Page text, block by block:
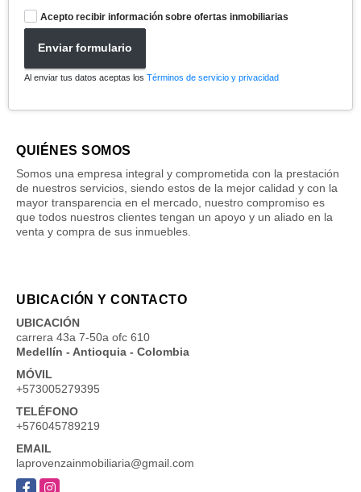
Acepto recibir información sobre ofertas inmobiliarias
Enviar formulario
Al enviar tus datos aceptas los Términos de servicio y privacidad
QUIÉNES SOMOS
Somos una empresa integral y comprometida con la prestación
de nuestros servicios, siendo estos de la mejor calidad y con la
mayor transparencia en el mercado, nuestro compromiso es
que todos nuestros clientes tengan un apoyo y un aliado en la
venta y compra de sus inmuebles.
UBICACIÓN Y CONTACTO
UBICACIÓN
carrera 43a 7-50a ofc 610
Medellín - Antioquia - Colombia
MÓVIL
+573005279395
TELÉFONO
+576045789219
EMAIL
laprovenzainmobiliaria@gmail.com
FacebookInstagram